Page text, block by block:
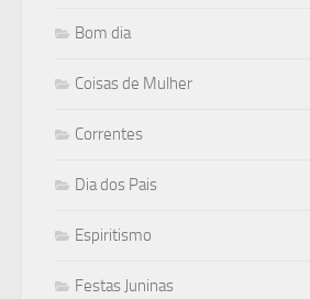
Bom dia
Coisas de Mulher
Correntes
Dia dos Pais
Espiritismo
Festas Juninas